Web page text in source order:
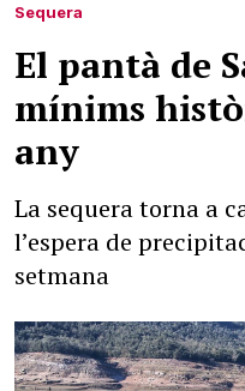
Sequera
El pantà de
mínims
any
La sequera torna a
l’espera de
setmana